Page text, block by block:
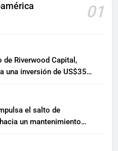
01
de Riverwood Capital,
una inversión de US$35
el salto de
un mantenimiento